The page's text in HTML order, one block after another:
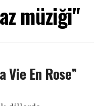
müziği"
Vie En Rose”